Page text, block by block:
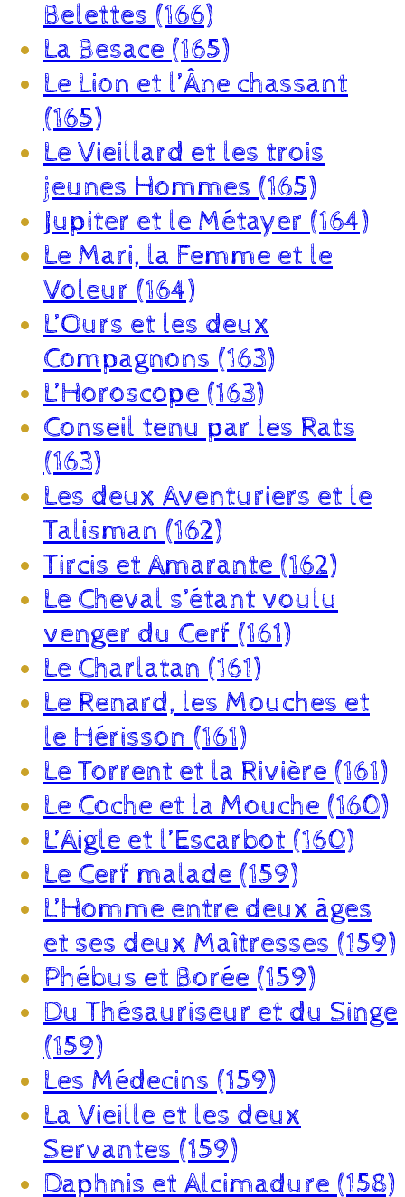
Belettes (166)
La Besace (165)
Le Lion et l’Âne chassant
(165)
Le Vieillard et les trois
jeunes Hommes (165)
Jupiter et le Métayer (164)
Le Mari, la Femme et le
Voleur (164)
L’Ours et les deux
Compagnons (163)
L’Horoscope (163)
Conseil tenu par les Rats
(163)
Les deux Aventuriers et le
Talisman (162)
Tircis et Amarante (162)
Le Cheval s’étant voulu
venger du Cerf (161)
Le Charlatan (161)
Le Renard, les Mouches et
le Hérisson (161)
Le Torrent et la Rivière (161)
Le Coche et la Mouche (160)
L’Aigle et l’Escarbot (160)
Le Cerf malade (159)
L’Homme entre deux âges
et ses deux Maîtresses (159)
Phébus et Borée (159)
Du Thésauriseur et du Singe
(159)
Les Médecins (159)
La Vieille et les deux
Servantes (159)
Daphnis et Alcimadure (158)